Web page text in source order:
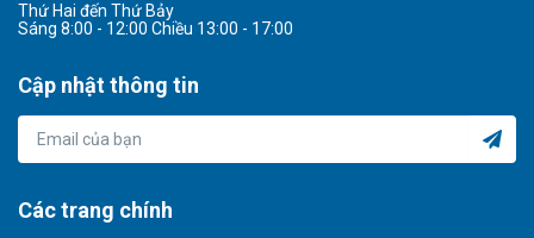
Thứ Hai đến Thứ Bảy
Sáng 8:00 - 12:00 Chiều 13:00 - 17:00
Cập nhật thông tin
Các trang chính